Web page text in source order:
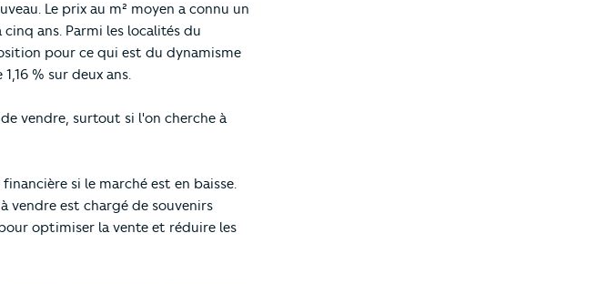
Le prix au m² moyen a connu un
cinq ans. Parmi les localités du
pour ce qui est du dynamisme
% sur deux ans.
vendre, surtout si l'on cherche à
si le marché est en baisse.
vendre est chargé de souvenirs
optimiser la vente et réduire les